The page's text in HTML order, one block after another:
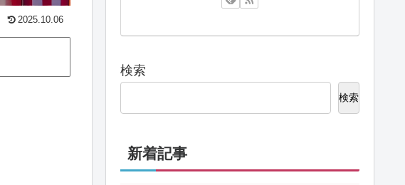
2025.10.06
検索
検索
新着記事